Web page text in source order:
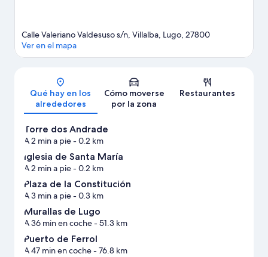
Mapa
Calle Valeriano Valdesuso s/n, Villalba, Lugo, 27800
Ver en el mapa
Qué hay en los
alrededores
Cómo moverse
por la zona
Restaurantes
Torre dos Andrade
A 2 min a pie- 0.2 km
Iglesia de Santa María
A 2 min a pie- 0.2 km
Plaza de la Constitución
A 3 min a pie- 0.3 km
Murallas de Lugo
A 36 min en coche- 51.3 km
Puerto de Ferrol
A 47 min en coche- 76.8 km